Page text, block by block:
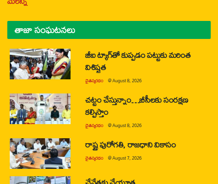
తాజా సంఘటనలు
జీఐ ట్యాగ్‌తో కుప్పడం పట్టుకు మరింత
విశిష్టత
చైతన్యరధం @August 8, 2026
చట్టం చేస్తున్నాం…బీసీలకు సంరక్షణ
కల్పిస్తాం
చైతన్యరధం @August 8, 2026
రాష్ట్ర పురోగతి, రాజధాని వికాసం
చైతన్యరధం @August 7, 2026